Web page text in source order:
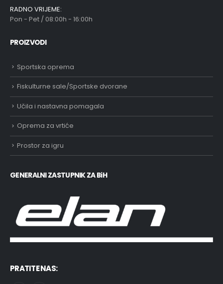
RADNO VRIJEME:
Pon - Pet / 08:00h - 16:00h
PROIZVODI
Sportska oprema
Fiskulturne sale/Sportske dvorane
Učila i nastavna pomagala
Oprema za vrtiće
Prostor za igru
GENERALNI ZASTUPNIK ZA BiH
PRATITE NAS: